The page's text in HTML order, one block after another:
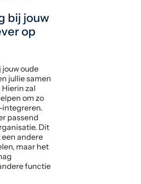
bij jouw
op
jouw oude
jullie samen
zal
om zo
integreren.
passend
Dit
andere
maar het
functie